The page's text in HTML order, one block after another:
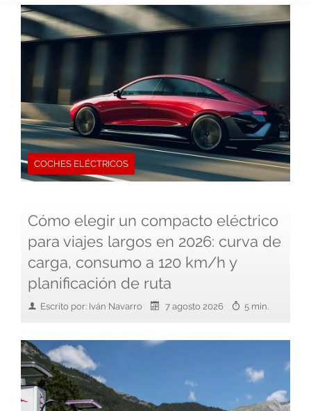
COCHES ELÉCTRICOS
Cómo elegir un compacto eléctrico
para viajes largos en 2026: curva de
carga, consumo a 120 km/h y
planificación de ruta
Escrito por: Iván Navarro 7 agosto 2026 5 min.